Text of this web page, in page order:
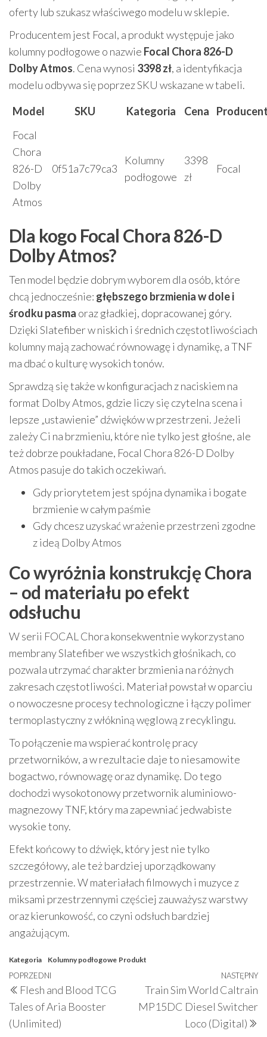
oferty lub szukasz właściwego modelu w sklepie.
Producentem jest Focal, a produkt występuje jako
kolumny podłogowe o nazwie Focal Chora 826-D
Dolby Atmos. Cena wynosi 3398 zł, a identyfikacja
modelu odbywa się poprzez SKU wskazane w tabeli.
Model
SKU Kategoria Cena
Focal
Chora
826-D
Dolby
Atmos
0f51a7c79ca3
Kolumny
podłogowe
3398
zł
Focal
Dla kogo Focal Chora 826-D
Dolby Atmos?
Ten model będzie dobrym wyborem dla osób, które
chcą jednocześnie: głębszego brzmienia w dole i
środku pasma oraz gładkiej, dopracowanej góry.
Dzięki Slatefiber w niskich i średnich częstotliwościach
kolumny mają zachować równowagę i dynamikę, a TNF
ma dbać o kulturę wysokich tonów.
Sprawdzą się także w konfiguracjach z naciskiem na
format Dolby Atmos, gdzie liczy się czytelna scena i
lepsze „ustawienie” dźwięków w przestrzeni. Jeżeli
zależy Ci na brzmieniu, które nie tylko jest głośne, ale
też dobrze poukładane, Focal Chora 826-D Dolby
Atmos pasuje do takich oczekiwań.
Gdy priorytetem jest spójna dynamika i bogate
brzmienie w całym paśmie
Gdy chcesz uzyskać wrażenie przestrzeni zgodne
z ideą Dolby Atmos
Co wyróżnia konstrukcję Chora
– od materiału po efekt
odsłuchu
W serii FOCAL Chora konsekwentnie wykorzystano
membrany Slatefiber we wszystkich głośnikach, co
pozwala utrzymać charakter brzmienia na różnych
zakresach częstotliwości. Materiał powstał w oparciu
o nowoczesne procesy technologiczne i łączy polimer
termoplastyczny z włókniną węglową z recyklingu.
To połączenie ma wspierać kontrolę pracy
przetworników, a w rezultacie daje to niesamowite
bogactwo, równowagę oraz dynamikę. Do tego
dochodzi wysokotonowy przetwornik aluminiowo-
magnezowy TNF, który ma zapewniać jedwabiste
wysokie tony.
Efekt końcowy to dźwięk, który jest nie tylko
szczegółowy, ale też bardziej uporządkowany
przestrzennie. W materiałach filmowych i muzyce z
miksami przestrzennymi częściej zauważysz warstwy
oraz kierunkowość, co czyni odsłuch bardziej
angażującym.
Kategoria Kolumny podłogowe Produkt
Nawigacja
wpisu
Poprzedni
wpis
POPRZEDNI
Flesh and Blood TCG
Tales of Aria Booster
(Unlimited)
NASTĘPNY
Train Sim World Caltrain
MP15DC Diesel Switcher
Loco (Digital)